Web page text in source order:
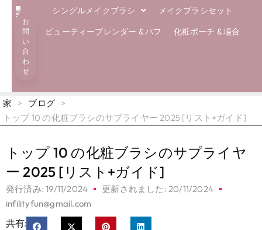
お
問
い
合
わ
せ
シングルメイクブラシ
メイクブラシセット
ビューティーブレンダー & パフ
化粧ポーチ & 場合
家 > ブログ >
トップ 10 の化粧ブラシのサプライヤー 2025 [リスト+ガイド]
トップ 10 の化粧ブラシのサプライヤ
ー 2025 [リスト+ガイド]
発行済み:19/11/2024
更新されました: 20/11/2024
infilityfun@gmail.com
共有: